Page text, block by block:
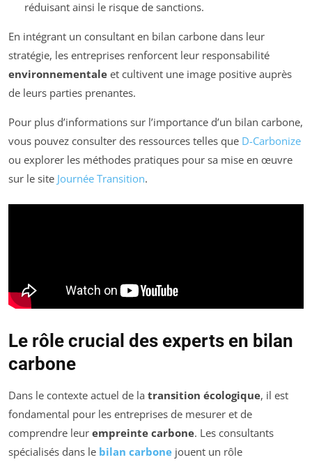
réduisant ainsi le risque de sanctions.
En intégrant un consultant en bilan carbone dans leur
stratégie, les entreprises renforcent leur responsabilité
environnementale et cultivent une image positive auprès
de leurs parties prenantes.
Pour plus d’informations sur l’importance d’un bilan carbone,
vous pouvez consulter des ressources telles que D-Carbonize
ou explorer les méthodes pratiques pour sa mise en œuvre
sur le site Journée Transition.
Le rôle crucial des experts en bilan
carbone
Dans le contexte actuel de la transition écologique, il est
fondamental pour les entreprises de mesurer et de
comprendre leur empreinte carbone. Les consultants
spécialisés dans le bilan carbone jouent un rôle